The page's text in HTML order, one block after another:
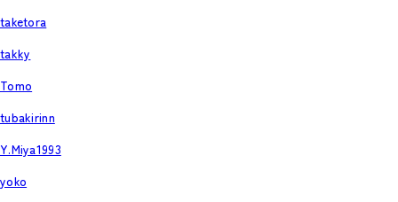
taketora
takky
Tomo
tubakirinn
Y.Miya1993
yoko